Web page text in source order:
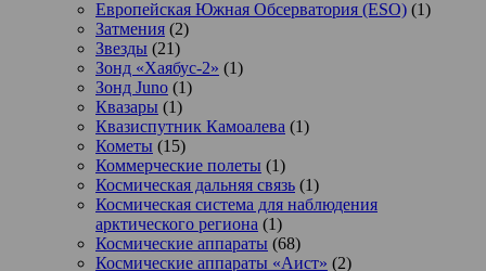
Европейская Южная Обсерватория (ESO) (1)
Затмения (2)
Звезды (21)
Зонд «Хаябус-2» (1)
Зонд Juno (1)
Квазары (1)
Квазиспутник Камоалева (1)
Кометы (15)
Коммерческие полеты (1)
Космическая дальняя связь (1)
Космическая система для наблюдения
арктического региона (1)
Космические аппараты (68)
Космические аппараты «Аист» (2)